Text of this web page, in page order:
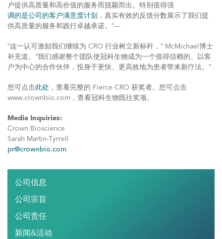
户提供高质量和高价值的服务而脱颖而出。特别值得强
调的是公司的客户满意度计划 ，真实有效的反馈分数展示了我们提
供高质量的服务和践行卓越承诺。”—–
“这一认可激励我们继续为 CRO 行业树立新标杆，” McMichael博士
补充道。“我们感谢整个团队使冠科生物成为一个值得信赖的、以客
户为中心的合作伙伴，投身于更快、更高效地为患者带来新疗法。”
您可点击此处 ，查看完整的 Fierce CRO 获奖者。您可点击
www.crownbio.com，查看冠科生物既往奖项。
Media Inquiries:
Crown Bioscience
Sarah Martin-Tyrrell
pr@crownbio.com
公司信息
公司宗旨
公司责任
新闻&活动